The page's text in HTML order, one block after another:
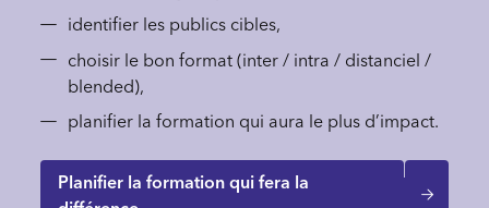
identifier les publics cibles,
choisir le bon format (inter / intra / distanciel /
blended),
planifier la formation qui aura le plus d’impact.
Planifier la formation qui fera la